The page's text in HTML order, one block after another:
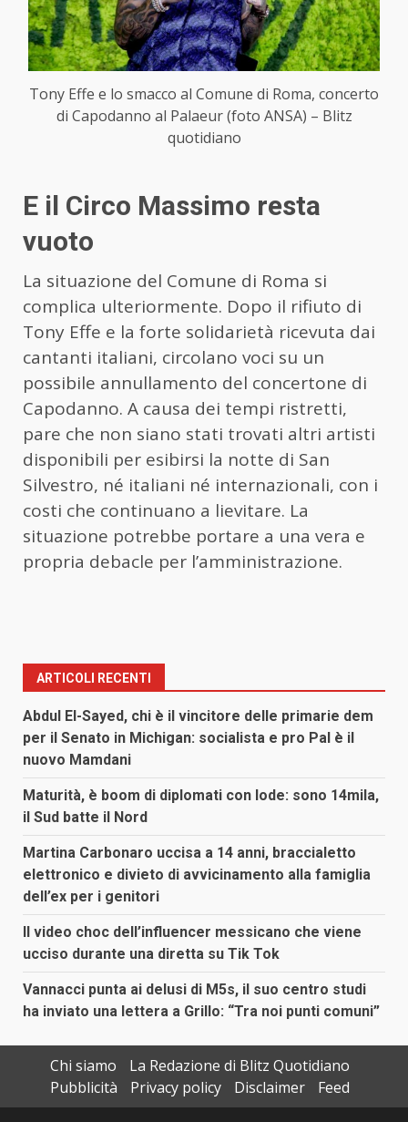
Tony Effe e lo smacco al Comune di Roma, concerto
di Capodanno al Palaeur (foto ANSA) – Blitz
quotidiano
E il Circo Massimo resta
vuoto
La situazione del Comune di Roma si
complica ulteriormente. Dopo il rifiuto di
Tony Effe e la forte solidarietà ricevuta dai
cantanti italiani, circolano voci su un
possibile annullamento del concertone di
Capodanno. A causa dei tempi ristretti,
pare che non siano stati trovati altri artisti
disponibili per esibirsi la notte di San
Silvestro, né italiani né internazionali, con i
costi che continuano a lievitare. La
situazione potrebbe portare a una vera e
propria debacle per l’amministrazione.
ARTICOLI RECENTI
Abdul El-Sayed, chi è il vincitore delle primarie dem
per il Senato in Michigan: socialista e pro Pal è il
nuovo Mamdani
Maturità, è boom di diplomati con lode: sono 14mila,
il Sud batte il Nord
Martina Carbonaro uccisa a 14 anni, braccialetto
elettronico e divieto di avvicinamento alla famiglia
dell’ex per i genitori
Il video choc dell’influencer messicano che viene
ucciso durante una diretta su Tik Tok
Vannacci punta ai delusi di M5s, il suo centro studi
ha inviato una lettera a Grillo: “Tra noi punti comuni”
Chi siamo
La Redazione di Blitz Quotidiano
Pubblicità
Privacy policy Disclaimer
Feed